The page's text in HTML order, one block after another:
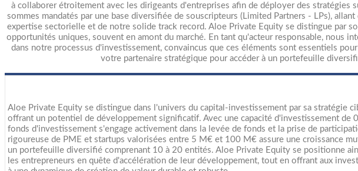
à collaborer étroitement avec les dirigeants d'entreprises afin de déployer des stratégies
sommes mandatés par une base diversifiée de souscripteurs (Limited Partners - LPs),
expertise sectorielle et de notre solide track record. Aloe Private Equity se distingue par
opportunités uniques, souvent en amont du marché. En tant qu'acteur responsable, nous
dans notre processus d'investissement, convaincus que ces éléments sont essentiels
votre partenaire stratégique pour accéder à un portefeuille
Aloe Private Equity se distingue dans l'univers du capital-investissement par sa stratégie
offrant un potentiel de développement significatif. Avec une capacité d'investissement de
fonds d'investissement s'engage activement dans la levée de fonds et la prise de
rigoureuse de PME et startups valorisées entre 5 M€ et 100 M€ assure une croissance
un portefeuille diversifié comprenant 10 à 20 entités. Aloe Private Equity se positionne
les entrepreneurs en quête d'accélération de leur développement, tout en offrant aux